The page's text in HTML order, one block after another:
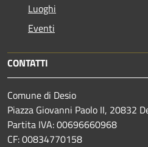
Luoghi
Eventi
CONTATTI
Comune di Desio
Piazza Giovanni Paolo II, 20832
Partita IVA: 00696660968
CF: 00834770158